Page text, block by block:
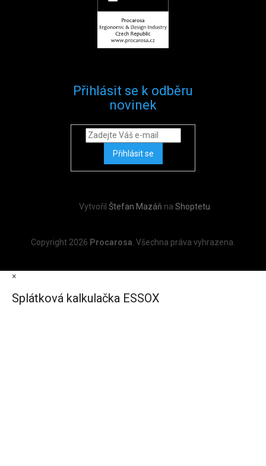
Přihlásit se k odběru
novinek
Přihlásit se
Vytvořil Štefan Mazáň na Shoptetu
Copyright 2026 Procarosa . Všechna práva vyhrazena.
×
Splátková kalkulačka ESSOX